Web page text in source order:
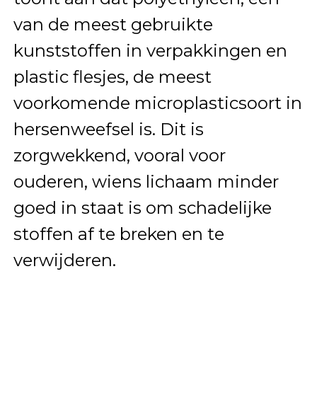
van de meest gebruikte
kunststoffen in verpakkingen en
plastic flesjes, de meest
voorkomende microplasticsoort in
hersenweefsel is. Dit is
zorgwekkend, vooral voor
ouderen, wiens lichaam minder
goed in staat is om schadelijke
stoffen af te breken en te
verwijderen.